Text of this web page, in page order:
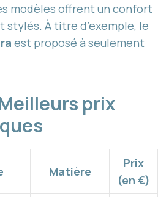
modèles offrent un confort
À titre d’exemple, le
est proposé à seulement
prix
Matière
Prix
(en €)